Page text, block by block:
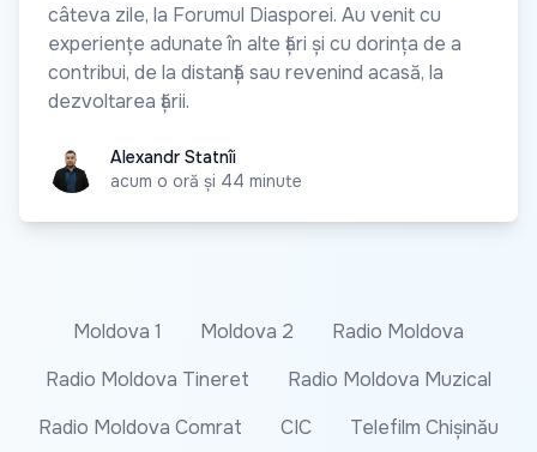
câteva zile, la Forumul Diasporei. Au venit cu
experiențe adunate în alte țări și cu dorința de a
contribui, de la distanță sau revenind acasă, la
dezvoltarea țării.
Alexandr Statnîi
Alexandr Statnîi
acum o oră și 44 minute
Moldova 1 Moldova 2
Radio Moldova
Radio Moldova Tineret
Radio Moldova Muzical
Radio Moldova Comrat
CIC
Telefilm Chișinău